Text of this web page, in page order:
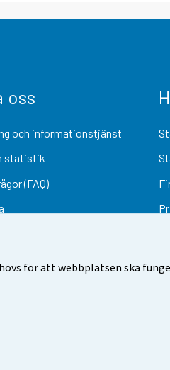
för att webbplatsen ska
oss
och informationstjänst
statistik
(FAQ)